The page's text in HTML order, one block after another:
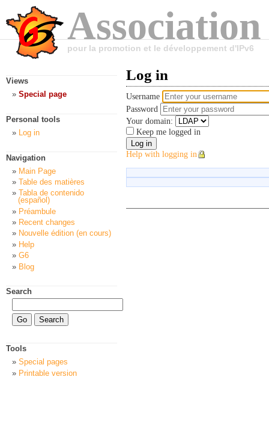
pour la promotion et le développement d'IPv6
Log in
Username
Password
Your domain:
Keep me logged in
Help with logging in
Views
Special page
Personal tools
Log in
Navigation
Main Page
Table des matières
Tabla de contenido
(español)
Préambule
Recent changes
Nouvelle édition (en cours)
Help
G6
Blog
Search
Tools
Special pages
Printable version